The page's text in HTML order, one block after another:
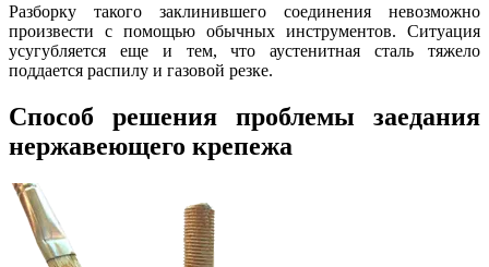
Разборку такого заклинившего соединения невозможно
произвести с помощью обычных инструментов. Ситуация
усугубляется еще и тем, что аустенитная сталь тяжело
поддается распилу и газовой резке.
Способ решения проблемы заедания
нержавеющего крепежа